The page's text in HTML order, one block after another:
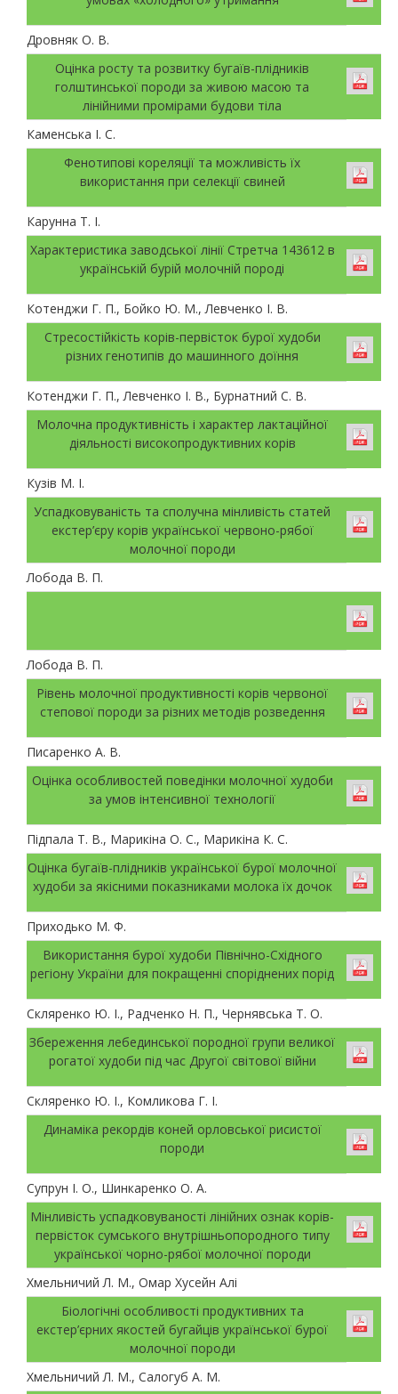
Дровняк О. В.
Оцінка росту та розвитку бугаїв-плідників
голштинської породи за живою масою та
лінійними промірами будови тіла
Каменська І. С.
Фенотипові кореляції та можливість їх
використання при селекції свиней
Карунна Т. І.
Характеристика заводської лінії Стретча 143612 в
українській бурій молочній породі
Котенджи Г. П., Бойко Ю. М., Левченко І. В.
Стресостійкість корів-первісток бурої худоби
різних генотипів до машинного доїння
Котенджи Г. П., Левченко І. В., Бурнатний С. В.
Молочна продуктивність і характер лактаційної
діяльності високопродуктивних корів
Кузів М. І.
Успадковуваність та сполучна мінливість статей
екстер’єру корів української червоно-рябої
молочної породи
Лобода В. П.
Лобода В. П.
Рівень молочної продуктивності корів червоної
степової породи за різних методів розведення
Писаренко А. В.
Оцінка особливостей поведінки молочної худоби
за умов інтенсивної технології
Підпала Т. В., Марикіна О. С., Марикіна К. С.
Оцінка бугаїв-плідників української бурої молочної
худоби за якісними показниками молока їх дочок
Приходько М. Ф.
Використання бурої худоби Північно-Східного
регіону України для покращенні споріднених порід
Скляренко Ю. І., Радченко Н. П., Чернявська Т. О.
Збереження лебединської породної групи великої
рогатої худоби під час Другої світової війни
Скляренко Ю. І., Комликова Г. І.
Динаміка рекордів коней орловської рисистої
породи
Супрун І. О., Шинкаренко О. А.
Мінливість успадковуваності лінійних ознак корів-
первісток сумського внутрішньопородного типу
української чорно-рябої молочної породи
Хмельничий Л. М., Омар Хусейн Алі
Біологічні особливості продуктивних та
екстер’єрних якостей бугайців української бурої
молочної породи
Хмельничий Л. М., Салогуб А. М.